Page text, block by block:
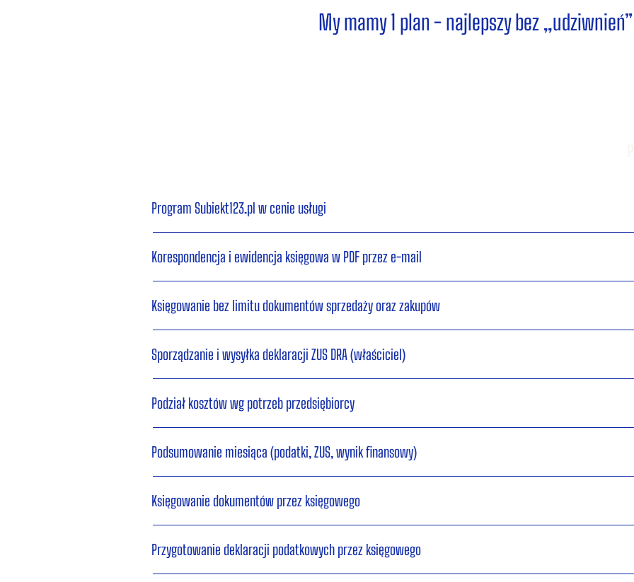
My mamy 1 plan - najlepszy bez „udziwnień”
Program Subiekt123.pl w cenie usługi
Korespondencja i ewidencja księgowa w PDF przez e-mail
Księgowanie bez limitu dokumentów sprzedaży oraz zakupów
Sporządzanie i wysyłka deklaracji ZUS DRA (właściciel)
Podział kosztów wg potrzeb przedsiębiorcy
Podsumowanie miesiąca (podatki, ZUS, wynik finansowy)
Księgowanie dokumentów przez księgowego
Przygotowanie deklaracji podatkowych przez księgowego